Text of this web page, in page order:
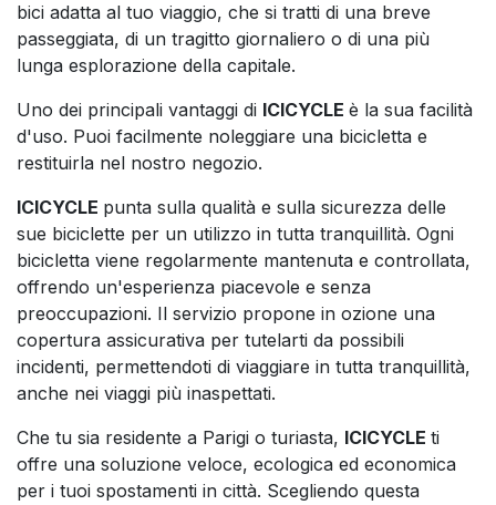
bici adatta al tuo viaggio, che si tratti di una breve
passeggiata, di un tragitto giornaliero o di una più
lunga esplorazione della capitale.
Uno dei principali vantaggi di ICICYCLE è la sua facilità
d'uso. Puoi facilmente noleggiare una bicicletta e
restituirla nel nostro negozio.
ICICYCLE punta sulla qualità e sulla sicurezza delle
sue biciclette per un utilizzo in tutta tranquillità. Ogni
bicicletta viene regolarmente mantenuta e controllata,
offrendo un'esperienza piacevole e senza
preoccupazioni. Il servizio propone in ozione una
copertura assicurativa per tutelarti da possibili
incidenti, permettendoti di viaggiare in tutta tranquillità,
anche nei viaggi più inaspettati.
Che tu sia residente a Parigi o turiasta, ICICYCLE ti
offre una soluzione veloce, ecologica ed economica
per i tuoi spostamenti in città. Scegliendo questa